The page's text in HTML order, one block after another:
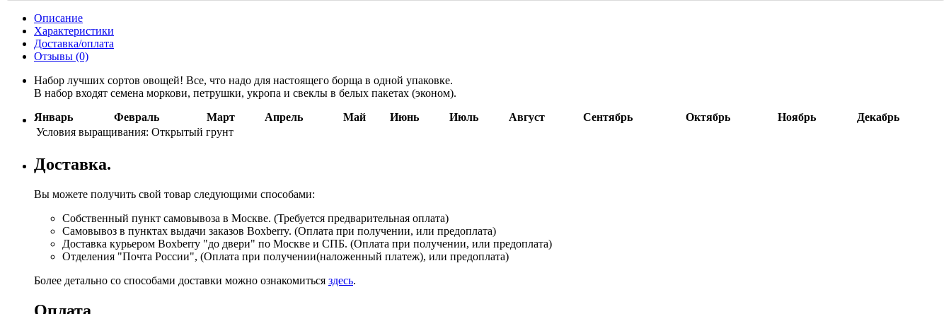
Описание
Характеристики
Доставка/оплата
Отзывы (0)
Набор лучших сортов овощей! Все, что надо для настоящего борща в одной упаковке.
В набор входят семена моркови, петрушки, укропа и свеклы в белых пакетах (эконом).
Январь
Февраль Март Апрель Май Июнь Июль Август Сентябрь Октябрь Ноябрь
Декабрь
Условия выращивания: Открытый грунт
Доставка.
Вы можете получить свой товар следующими способами:
Собственный пункт самовывоза в Москве. (Требуется предварительная оплата)
Самовывоз в пунктах выдачи заказов Boxberry. (Оплата при получении, или предоплата)
Доставка курьером Boxberry "до двери" по Москве и СПБ. (Оплата при получении, или предоплата)
Отделения "Почта России", (Оплата при получении(наложенный платеж), или предоплата)
Более детально со способами доставки можно ознакомиться здесь.